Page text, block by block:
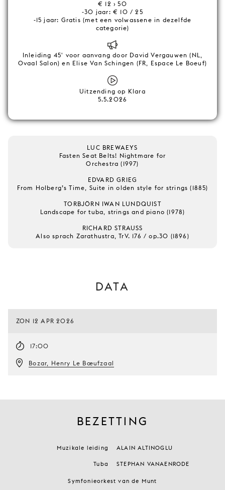
€ 12 › 50
-30 jaar: € 10 / 25
-15 jaar: Gratis (met een volwassene in dezelfde
categorie)
Inleiding 45' voor aanvang door David Vergauwen (NL,
Ovaal Salon) en Elise Van Schingen (FR, Espace Le Boeuf)
Uitzending op Klara
5.5.2026
LUC BREWAEYS
Fasten Seat Belts! Nightmare for
Orchestra (1997)
EDVARD GRIEG
From Holberg’s Time, Suite in olden style for strings (1885)
TORBJÖRN IWAN LUNDQUIST
Landscape for tuba, strings and piano (1978)
RICHARD STRAUSS
Also sprach Zarathustra, TrV. 176 / op.30 (1896)
DATA
ZON 12 APR 2026
17:00
Bozar, Henry Le Bœufzaal
BEZETTING
Muzikale leiding ALAIN ALTINOGLU
Tuba STEPHAN VANAENRODE
Symfonieorkest van de Munt